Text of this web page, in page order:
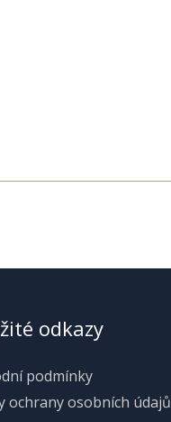
odkazy
podmínky
ochrany osobních údajů